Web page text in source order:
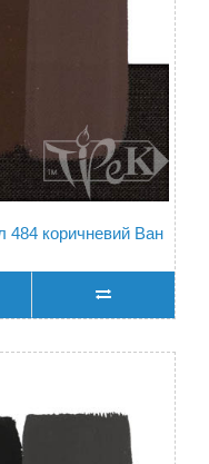
484 коричневий Ван